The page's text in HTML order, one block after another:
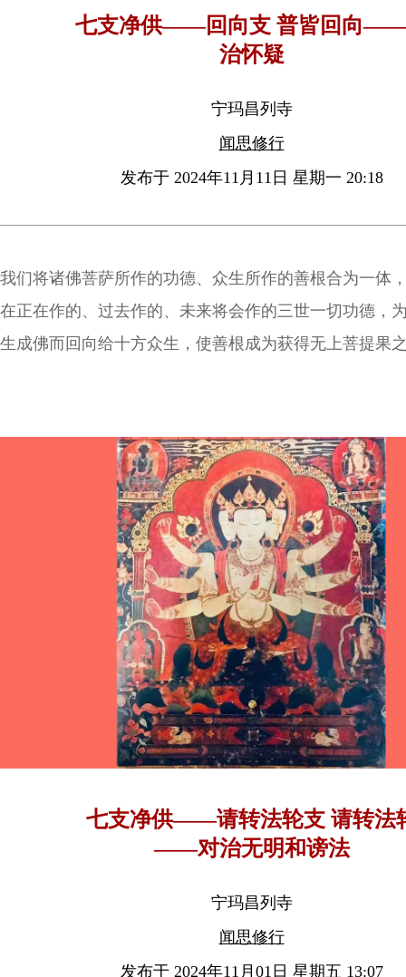
七支净供——回向支 普皆回向
治怀疑
宁玛昌列寺
闻思修行
发布于 2024年11月11日 星期一 20:18
我们将诸佛菩萨所作的功德、众生所作的善根合为一体
在正在作的、过去作的、未来将会作的三世一切功德，
生成佛而回向给十方众生，使善根成为获得无上菩提果
七支净供——请转法轮支 请转法
——对治无明和谤法
宁玛昌列寺
闻思修行
发布于 2024年11月01日 星期五 13:07